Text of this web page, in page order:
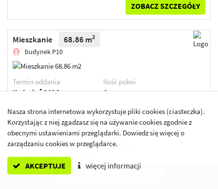
ZOBACZ SZCZEGÓŁY
Mieszkanie 68.86 m2
budynek P10
Termin oddania
Kwiecień 2026
Ilość pokoi
4
Cena lokalu
590 000 zł
Cena lokalu / m
8 568 zł
Przypisane dodatki:
miejsce postojowe w
garażu nr 71a - 40 000 zł
Cena łączna
630 000 zł
NAPISZ DO NAS
Nasza strona internetowa wykorzystuje pliki cookies (ciasteczka).
Korzystając z niej zgadzasz się na używanie cookies zgodnie z
obecnymi ustawieniami przeglądarki. Dowiedz się więcej o
zarządzaniu cookies w przeglądarce.
AKCEPTUJE więcej informacji